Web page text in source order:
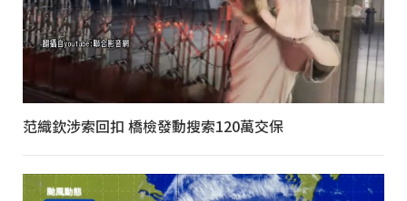
范織欽涉索回扣 橋檢發動搜索120萬交保